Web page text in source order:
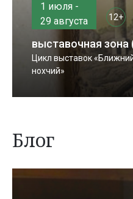
1 июля -
29 августа
12+
выставочная зона
Цикл выставок
нохчий»
Блог